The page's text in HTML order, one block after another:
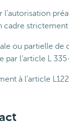
l’autorisation
cadre
ou partielle
par l’article L
à l’article